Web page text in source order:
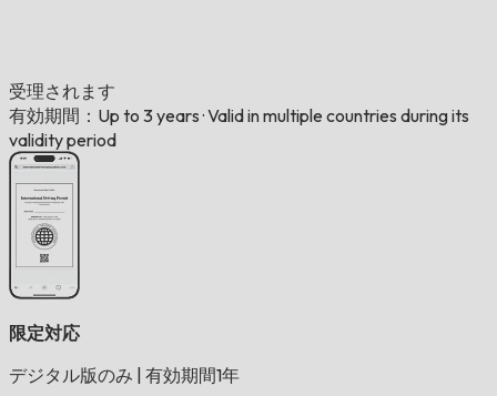
受理されます
有効期間：Up to 3 years ·Valid in multiple countries during its
validity period
限定対応
デジタル版のみ 有効期間1年